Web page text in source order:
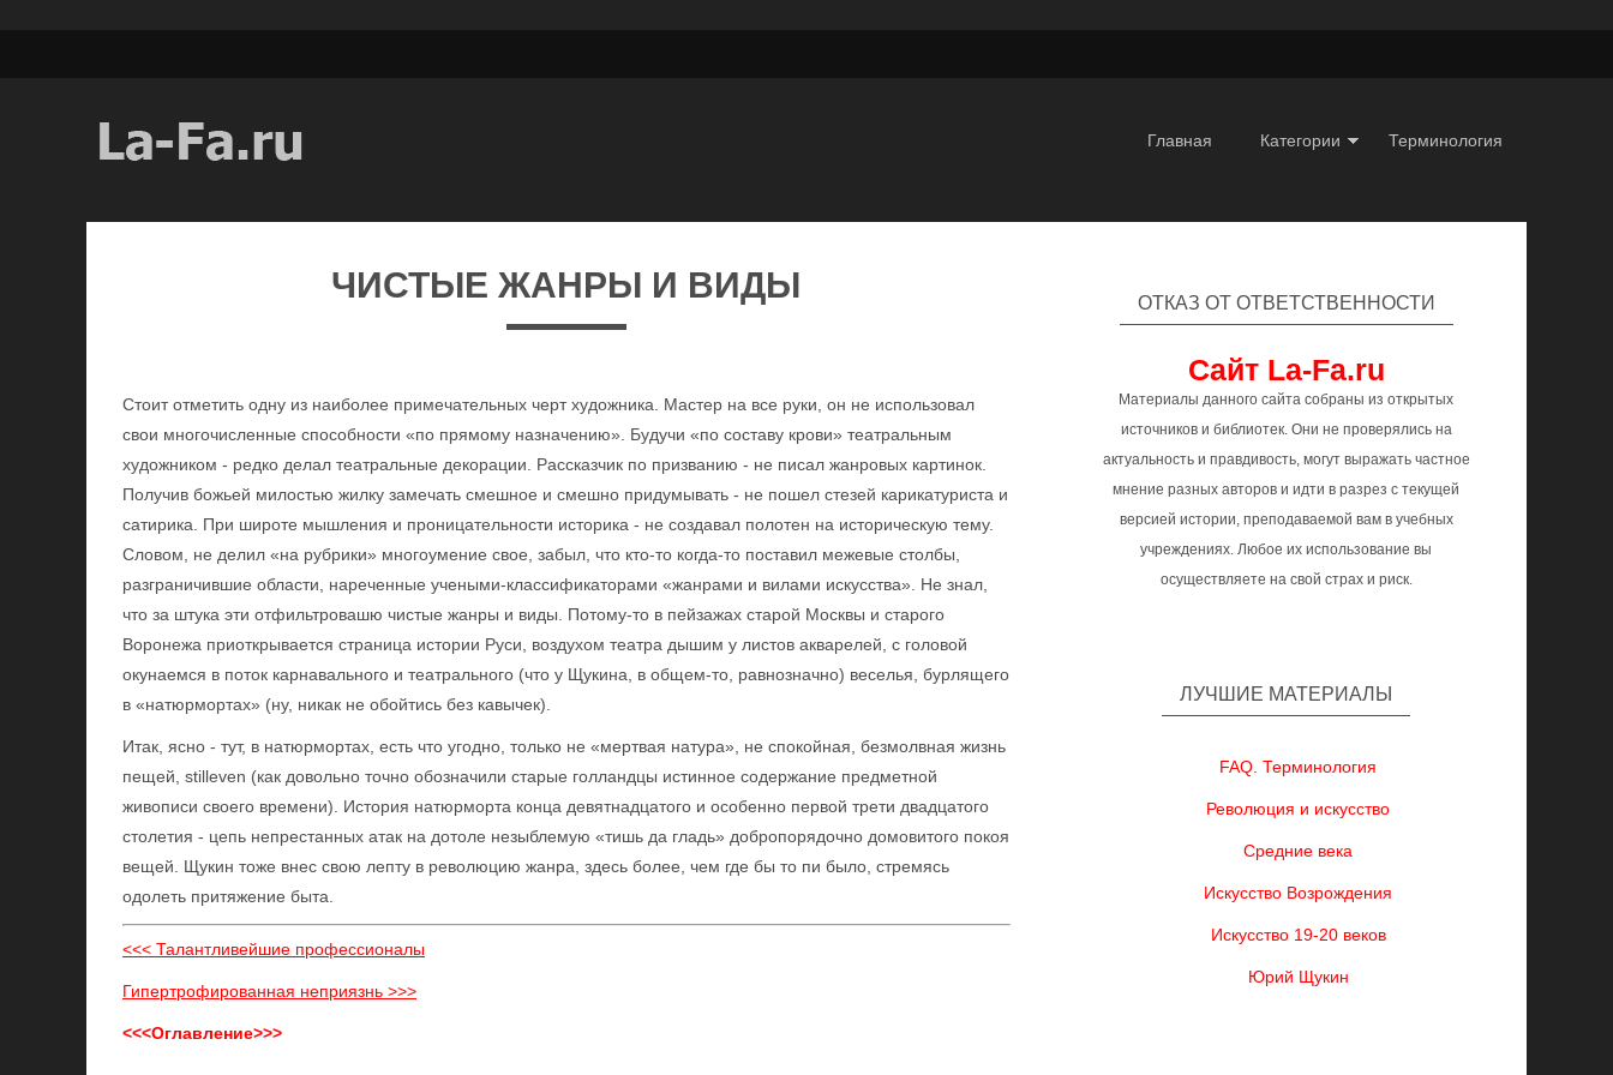
Главная Категории Терминология
ЧИСТЫЕ ЖАНРЫ И ВИДЫ
Стоит отметить одну из наиболее примечательных черт художника. Мастер на все руки, он не использовал
свои многочисленные способности «по прямому назначению». Будучи «по составу крови» театральным
художником - редко делал театральные декорации. Рассказчик по призванию - не писал жанровых картинок.
Получив божьей милостью жилку замечать смешное и смешно придумывать - не пошел стезей карикатуриста и
сатирика. При широте мышления и проницательности историка - не создавал полотен на историческую тему.
Словом, не делил «на рубрики» многоумение свое, забыл, что кто-то когда-то поставил межевые столбы,
разграничившие области, нареченные учеными-классификаторами «жанрами и вилами искусства». Не знал,
что за штука эти отфильтровашю чистые жанры и виды. Потому-то в пейзажах старой Москвы и старого
Воронежа приоткрывается страница истории Руси, воздухом театра дышим у листов акварелей, с головой
окунаемся в поток карнавального и театрального (что у Щукина, в общем-то, равнозначно) веселья, бурлящего
в «натюрмортах» (ну, никак не обойтись без кавычек).
Итак, ясно - тут, в натюрмортах, есть что угодно, только не «мертвая натура», не спокойная, безмолвная жизнь
пещей, stilleven (как довольно точно обозначили старые голландцы истинное содержание предметной
живописи своего времени). История натюрморта конца девятнадцатого и особенно первой трети двадцатого
столетия - цепь непрестанных атак на дотоле незыблемую «тишь да гладь» добропорядочно домовитого покоя
вещей. Щукин тоже внес свою лепту в революцию жанра, здесь более, чем где бы то пи было, стремясь
одолеть притяжение быта.
<<< Талантливейшие профессионалы
Гипертрофированная неприязнь >>>
<<<Оглавление>>>
ОТКАЗ ОТ ОТВЕТСТВЕННОСТИ
Сайт La-Fa.ru
Материалы данного сайта собраны из открытых
источников и библиотек. Они не проверялись на
актуальность и правдивость, могут выражать частное
мнение разных авторов и идти в разрез с текущей
версией истории, преподаваемой вам в учебных
учреждениях. Любое их использование вы
осуществляете на свой страх и риск.
ЛУЧШИЕ МАТЕРИАЛЫ
FAQ. Терминология
Революция и искусство
Средние века
Искусство Возрождения
Искусство 19-20 веков
Юрий Щукин